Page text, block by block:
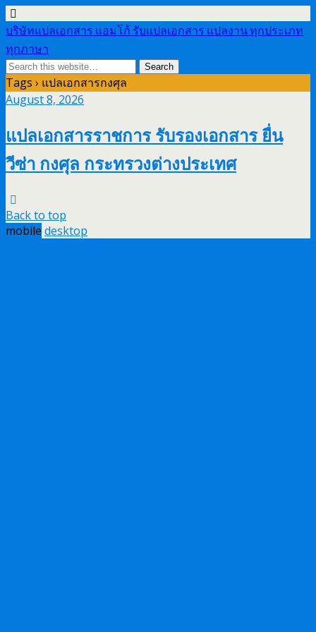
บริษัทแปลเอกสาร แอมโก้ รับแปลเอกสาร แปลงาน ทุกประเภท
ทุกภาษา
Tags › แปลเอกสารกงศุล
August 8, 2026
แปลเอกสารราชการ รับรองเอกสาร ยื่น
วีซ่า กงศุล กระทรวงต่างประเทศ
Back to top
mobile desktop